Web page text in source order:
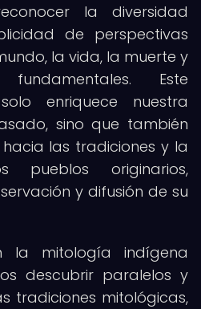
la diversidad
de perspectivas
la vida, la muerte y
Este
enriquece nuestra
sino que también
las tradiciones y la
pueblos originarios,
y difusión de su
la mitología indígena
descubrir paralelos y
tradiciones mitológicas,